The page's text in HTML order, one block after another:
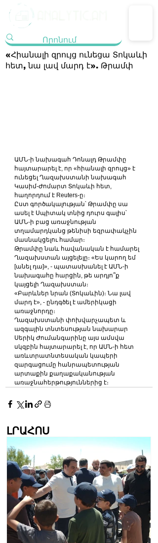
«Հիանալի զրույց ունեցա Տոկաևի
հետ, նա լավ մարդ է». Թրամփ
ԱՄՆ-ի նախագահ Դոնալդ Թրամփը
հայտարարել է, որ «հիանալի զրույց» է
ունեցել Ղազախստանի նախագահ
Կասիմ-Ժոմարտ Տոկաևի հետ,
հաղորդում է Reuters-ը։
Ըստ գործակալության՝ Թրամփը սա
ասել է Սպիտակ տնից դուրս գալիս՝
ԱՄՆ-ի բաց առաջնության
տղամարդկանց թենիսի եզրափակչին
մասնակցելու համար։
Թրամփը նաև հավանական է համարել
Ղազախստան այցելելը։ «Ես կարող եմ
[անել դա]», - պատասխանել է ԱՄՆ-ի
նախագահը հարցին, թե արդյո՞ք
կայցելի Ղազախստան։
«Բարևներ նրան (Տոկաևին)։ Նա լավ
մարդ է», - ընդգծել է ամերիկացի
առաջնորդը։
Ղազախստանի փոխվարչապետ և
ազգային տնտեսության նախարար
Սերիկ Ժումանգարինը այս ամսվա
սկզբին հայտարարել է, որ ԱՄՆ-ի հետ
առևտրատնտեսական կապերի
զարգացումը հանրապետության
արտաքին քաղաքականության
առաջնահերթություններից է։
ԼՐԱՀՈՍ